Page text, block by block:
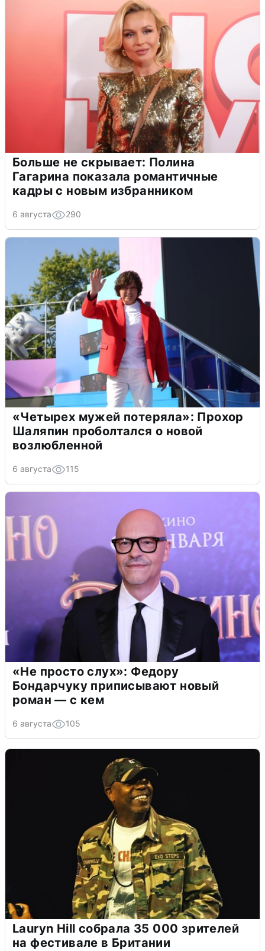
Больше не скрывает: Полина
Гагарина показала романтичные
кадры с новым избранником
6 августа 290
«Четырех мужей потеряла»: Прохор
Шаляпин проболтался о новой
возлюбленной
6 августа 115
«Не просто слух»: Федору
Бондарчуку приписывают новый
роман — с кем
6 августа 105
Lauryn Hill собрала 35 000 зрителей
на фестивале в Британии